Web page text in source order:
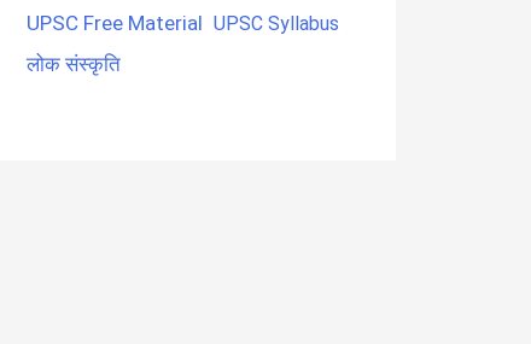
UPSC Free Material UPSC Syllabus
लोक संस्कृति